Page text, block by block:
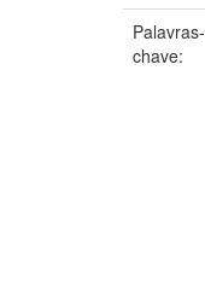
Palavras-
chave: